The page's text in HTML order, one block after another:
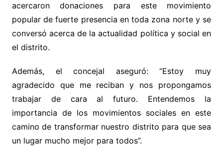
acercaron donaciones para este movimiento
popular de fuerte presencia en toda zona norte y se
conversó acerca de la actualidad política y social en
el distrito.
Además, el concejal aseguró: “Estoy muy
agradecido que me reciban y nos propongamos
trabajar de cara al futuro. Entendemos la
importancia de los movimientos sociales en este
camino de transformar nuestro distrito para que sea
un lugar mucho mejor para todos”.